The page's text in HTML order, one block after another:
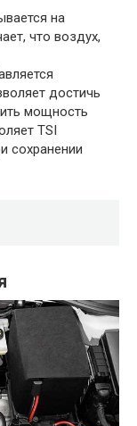
на
что воздух,
достичь
мощность
TSI
сохранении